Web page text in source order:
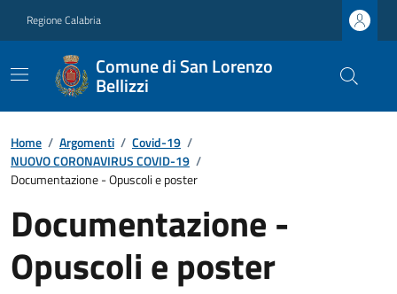
Regione Calabria
Comune di San Lorenzo
Bellizzi
Home / Argomenti / Covid-19 /
NUOVO CORONAVIRUS COVID-19 /
Documentazione - Opuscoli e poster
Documentazione -
Opuscoli e poster